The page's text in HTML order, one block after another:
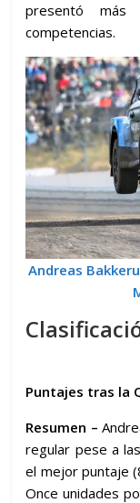
presentó
competencias.
Andreas
Puntajes tras la
Resumen –
regular pese a
el mejor puntaje
Once unidades